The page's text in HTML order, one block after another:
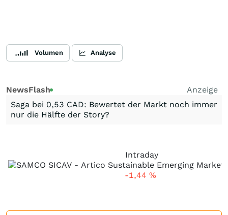
Volumen Analyse
NewsFlash
Anzeige
Saga bei 0,53 CAD: Bewertet der Markt noch immer
nur die Hälfte der Story?
Intraday
-1,44 %